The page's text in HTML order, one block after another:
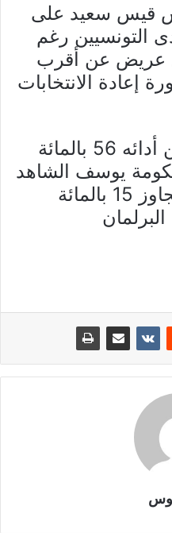
قيس سعيد على
التونسيين رغم
عريض عن أقرب
إعادة الانتخابات
إذ تبلغ نسبة الرضاء عن أدائه 56 بالمائة
يوسف الشاهد
24 بالمائة، وهي لم تتجاوز 15 بالمائة